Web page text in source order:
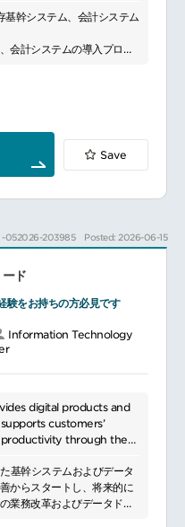
基幹システム、会計システム
会計システムの導入プロジ
ステム課題を分析し開発チ
IT追加開発サブプロジェク
テム企画／要件定義～ユー
Liveサポートを行い、社内
構築、円滑なシステム導入
シューティングを提供する
ント対応２．職務領域およ
Save
-052026-203985 Posted: 2026-06-15
ド
験をお持ちの方必見です
Information Technology
digital products and
customers’
through the
leveraging high-quality
基幹システムおよびデータ
からスタートし、将来的に
業務改革およびデータドリ